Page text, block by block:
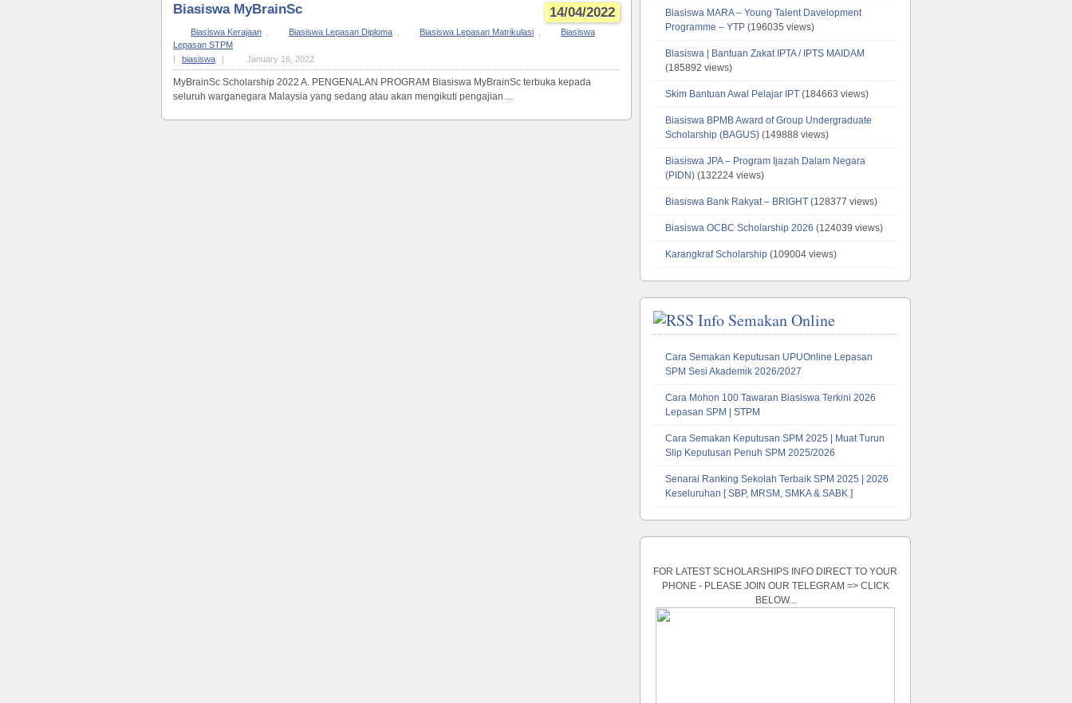
14/04/2022
Biasiswa MyBrainSc
Biasiswa Kerajaan Biasiswa Lepasan Diploma Biasiswa Lepasan Matrikulasi
Biasiswa
Lepasan STPM
|
biasiswa | January 16, 2022
MyBrainSc Scholarship 2022 A. PENGENALAN PROGRAM Biasiswa MyBrainSc terbuka kepada
seluruh warganegara Malaysia yang sedang atau akan mengikuti pengajian ...
Biasiswa MARA – Young Talent Davelopment
Programme – YTP (196035 views)
Biasiswa | Bantuan Zakat IPTA / IPTS MAIDAM
(185892 views)
Skim Bantuan Awal Pelajar IPT (184663 views)
Biasiswa BPMB Award of Group Undergraduate
Scholarship (BAGUS) (149888 views)
Biasiswa JPA – Program Ijazah Dalam Negara
(PIDN) (132224 views)
Biasiswa Bank Rakyat – BRIGHT (128377 views)
Biasiswa OCBC Scholarship 2026 (124039 views)
Karangkraf Scholarship (109004 views)
Info Semakan Online
Cara Semakan Keputusan UPUOnline Lepasan
SPM Sesi Akademik 2026/2027
Cara Mohon 100 Tawaran Biasiswa Terkini 2026
Lepasan SPM | STPM
Cara Semakan Keputusan SPM 2025 | Muat Turun
Slip Keputusan Penuh SPM 2025/2026
Senarai Ranking Sekolah Terbaik SPM 2025 | 2026
Keseluruhan [ SBP, MRSM, SMKA & SABK ]
FOR LATEST SCHOLARSHIPS INFO DIRECT TO YOUR
PHONE - PLEASE JOIN OUR TELEGRAM => CLICK
BELOW...